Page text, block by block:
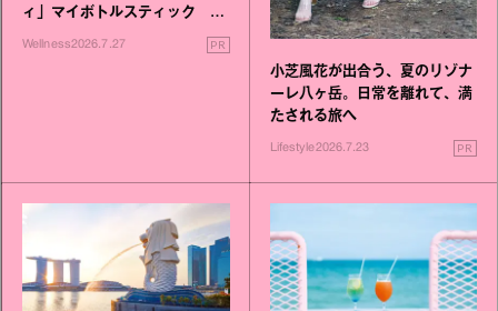
ィ」マイボトルスティック い
いこと毎日》シリーズが誕生
Wellness2026.7.27 PR
小芝風花が出合う、夏のリゾナ
ーレ八ヶ岳。日常を離れて、満
たされる旅へ
Lifestyle2026.7.23 PR